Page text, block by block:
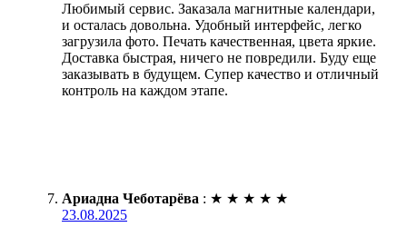
Любимый сервис. Заказала магнитные календари,
и осталась довольна. Удобный интерфейс, легко
загрузила фото. Печать качественная, цвета яркие.
Доставка быстрая, ничего не повредили. Буду еще
заказывать в будущем. Супер качество и отличный
контроль на каждом этапе.
Ариадна Чеботарёва : ★ ★ ★ ★ ★
23.08.2025